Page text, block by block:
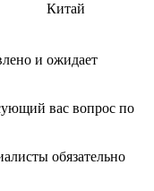
Китай
и ожидает
вас вопрос по
обязательно